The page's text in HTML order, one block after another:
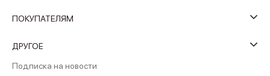
ПОКУПАТЕЛЯМ
ДРУГОЕ
Подписка на новости